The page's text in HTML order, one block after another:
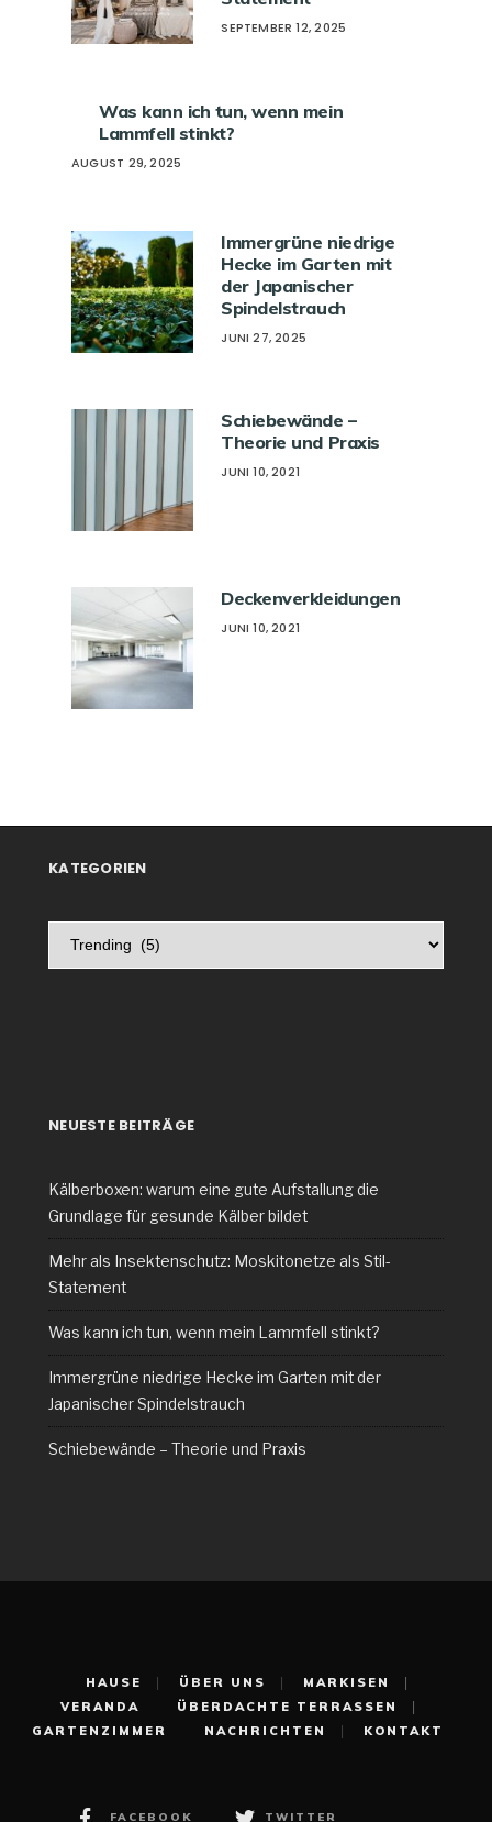
SEPTEMBER 12, 2025
Was kann ich tun, wenn mein
Lammfell stinkt?
AUGUST 29, 2025
Immergrüne niedrige
Hecke im Garten mit
der Japanischer
Spindelstrauch
JUNI 27, 2025
Schiebewände –
Theorie und Praxis
JUNI 10, 2021
Deckenverkleidungen
JUNI 10, 2021
KATEGORIEN
Kategorien
NEUESTE BEITRÄGE
Kälberboxen: warum eine gute Aufstallung die
Grundlage für gesunde Kälber bildet
Mehr als Insektenschutz: Moskitonetze als Stil-
Statement
Was kann ich tun, wenn mein Lammfell stinkt?
Immergrüne niedrige Hecke im Garten mit der
Japanischer Spindelstrauch
Schiebewände – Theorie und Praxis
HAUSE ÜBER UNS
MARKISEN
VERANDA
ÜBERDACHTE TERRASSEN
GARTENZIMMER
NACHRICHTEN KONTAKT
FACEBOOK TWITTER